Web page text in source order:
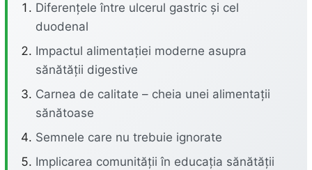
Diferențele între ulcerul gastric și cel
duodenal
Impactul alimentației moderne asupra
sănătății digestive
Carnea de calitate – cheia unei alimentații
sănătoase
Semnele care nu trebuie ignorate
Implicarea comunității în educația sănătății